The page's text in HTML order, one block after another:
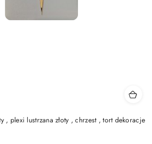
, plexi lustrzana złoty , chrzest , tort dekoracje